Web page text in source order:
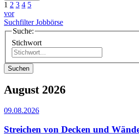
1 2 3 4 5
vor
Suchfilter Jobbörse
Suche:
Stichwort
Suchen
August 2026
09.08.2026
Streichen von Decken und